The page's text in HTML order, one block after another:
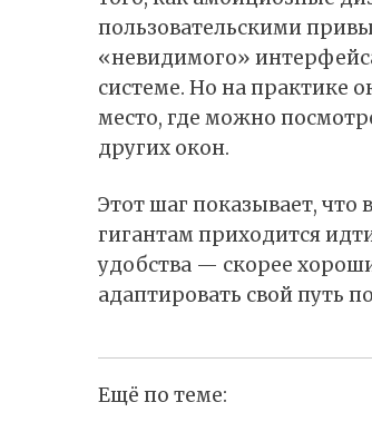
пользовательскими
«невидимого»
системе. Но на практике
место, где можно
других окон.
Этот шаг показывает,
гигантам приходится
удобства — скорее
адаптировать свой путь
Ещё по теме: